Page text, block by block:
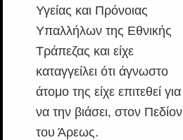
Υγείας και Πρόνοιας
Υπαλλήλων της Εθνικής
Τράπεζας και είχε
καταγγείλει ότι άγνωστο
άτομο της είχε επιτεθεί για
να την βιάσει, στον Πεδίον
του Άρεως.